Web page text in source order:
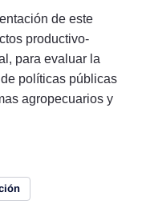
de este
productivo-
para evaluar la
políticas públicas
agropecuarios y